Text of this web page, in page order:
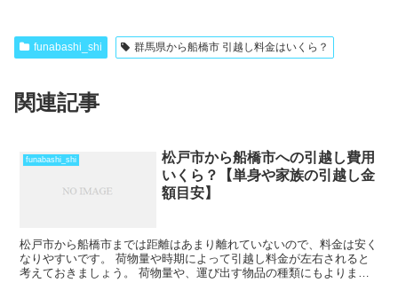
funabashi_shi 群馬県から船橋市 引越し料金はいくら？
関連記事
funabashi_shi
松戸市から船橋市への引越し費用
いくら？【単身や家族の引越し金
額目安】
松戸市から船橋市までは距離はあまり離れていないので、料金は安く
なりやすいです。 荷物量や時期によって引越し料金が左右されると
考えておきましょう。 荷物量や、運び出す物品の種類にもよります